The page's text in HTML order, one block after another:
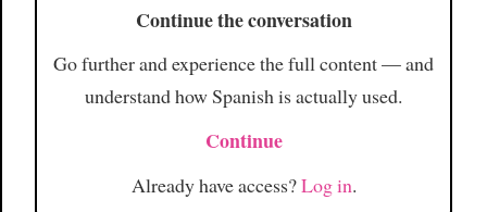
Continue the conversation
Go further and experience the full content — and
understand how Spanish is actually used.
Continue
Already have access?Log in.